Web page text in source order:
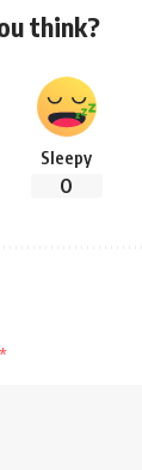
think?
Sleepy
0
*